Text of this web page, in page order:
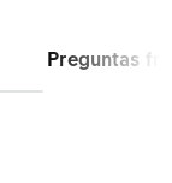
Preguntas